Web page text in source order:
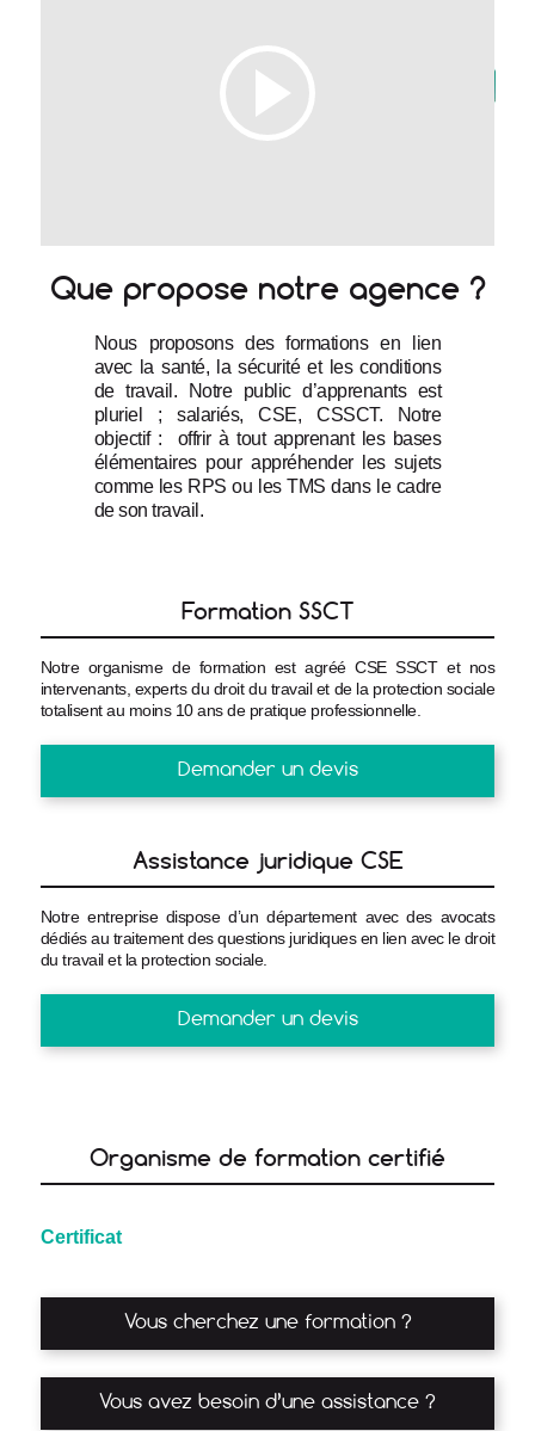
Que propose notre agence ?
Nous proposons des formations en lien
avec la santé, la sécurité et les conditions
de travail. Notre public d’apprenants est
pluriel ; salariés, CSE, CSSCT. Notre
objectif :  offrir à tout apprenant les bases
élémentaires pour appréhender les sujets
comme les RPS ou les TMS dans le cadre
de son travail.
Formation SSCT
Notre organisme de formation est agréé CSE SSCT et nos
intervenants, experts du droit du travail et de la protection sociale
totalisent au moins 10 ans de pratique professionnelle.
Demander un devis
Assistance juridique CSE
Notre entreprise dispose d’un département avec des avocats
dédiés au traitement des questions juridiques en lien avec le droit
du travail et la protection sociale.
Demander un devis
Organisme de formation certifié
Certificat
Vous cherchez une formation ?
Vous avez besoin d’une assistance ?